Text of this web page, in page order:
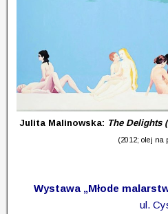
Julita Malinowska: The Delights
(2012; olej na
Wystawa „Młode
ul.